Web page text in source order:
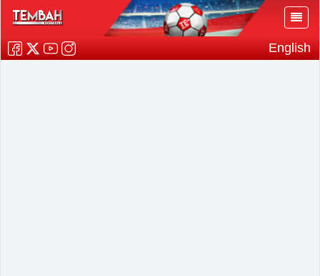
English